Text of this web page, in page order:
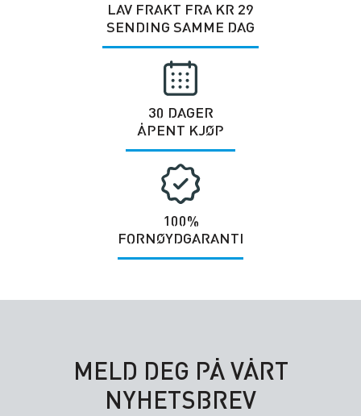
LAV FRAKT FRA KR 29
SENDING SAMME DAG
30 DAGER
ÅPENT KJØP
100%
FORNØYDGARANTI
MELD DEG PÅ VÅRT
NYHETSBREV